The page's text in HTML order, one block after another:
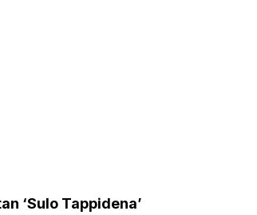
‘Sulo Tappidena’